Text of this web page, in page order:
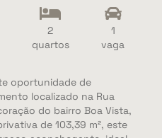
2
quartos
1
vaga
oportunidade de
localizado na Rua
do bairro Boa Vista,
de 103,39 m², este